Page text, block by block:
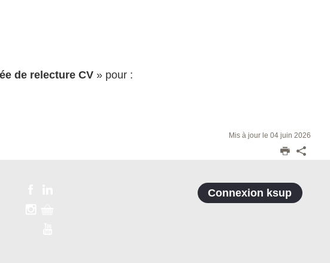
de relecture CV » pour :
Mis à jour le 04 juin 2026
Connexion ksup